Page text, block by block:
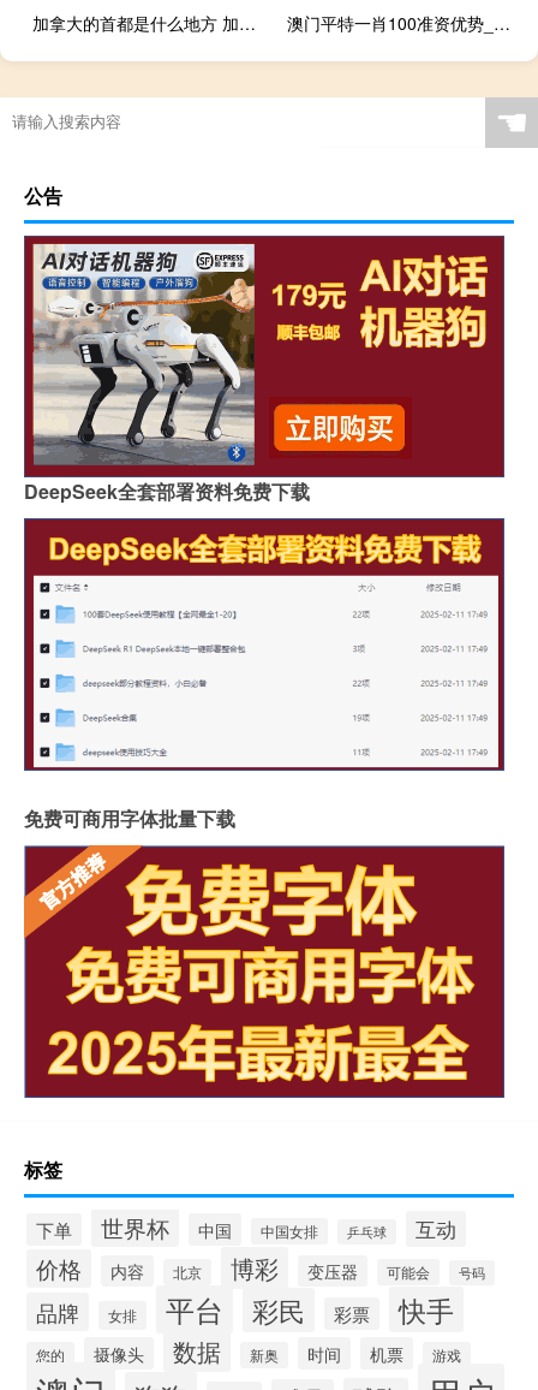
加拿大的首都是什么地方 加拿大首都是哪座城市 澳门平特一肖100准资优势_智能AI深度解析_百度大脑版A12.26.253
☚
公告
DeepSeek全套部署资料免费下载
免费可商用字体批量下载
标签
下单 世界杯 中国 中国女排 乒乓球 互动
价格 内容 北京 博彩 变压器 可能会 号码
品牌 女排 平台 彩民 彩票 快手
您的 摄像头 数据 新奥 时间 机票 游戏